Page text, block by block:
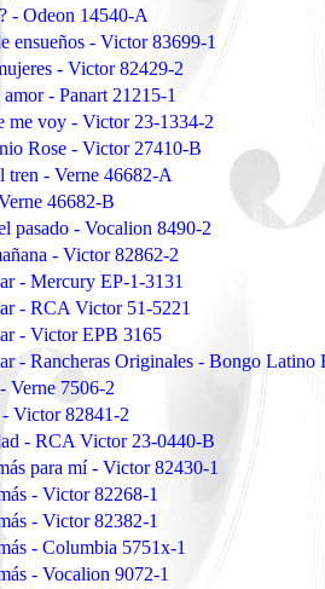
- Odeon 14540-A
ensueños - Victor 83699-1
- Victor 82429-2
- Panart 21215-1
me voy - Victor 23-1334-2
Rose - Victor 27410-B
tren - Verne 46682-A
46682-B
pasado - Vocalion 8490-2
- Victor 82862-2
- Mercury EP-1-3131
- RCA Victor 51-5221
- Victor EPB 3165
- Rancheras Originales - Bongo Latino
Verne 7506-2
Victor 82841-2
- RCA Victor 23-0440-B
para mí - Victor 82430-1
- Victor 82268-1
- Victor 82382-1
- Columbia 5751x-1
- Vocalion 9072-1